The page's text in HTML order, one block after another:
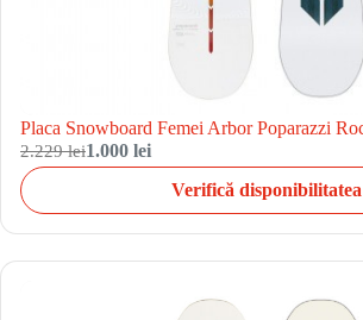
Placa Snowboard Femei Arbor Poparazzi
2.229 lei1.000 lei
Verifică disponibilitatea